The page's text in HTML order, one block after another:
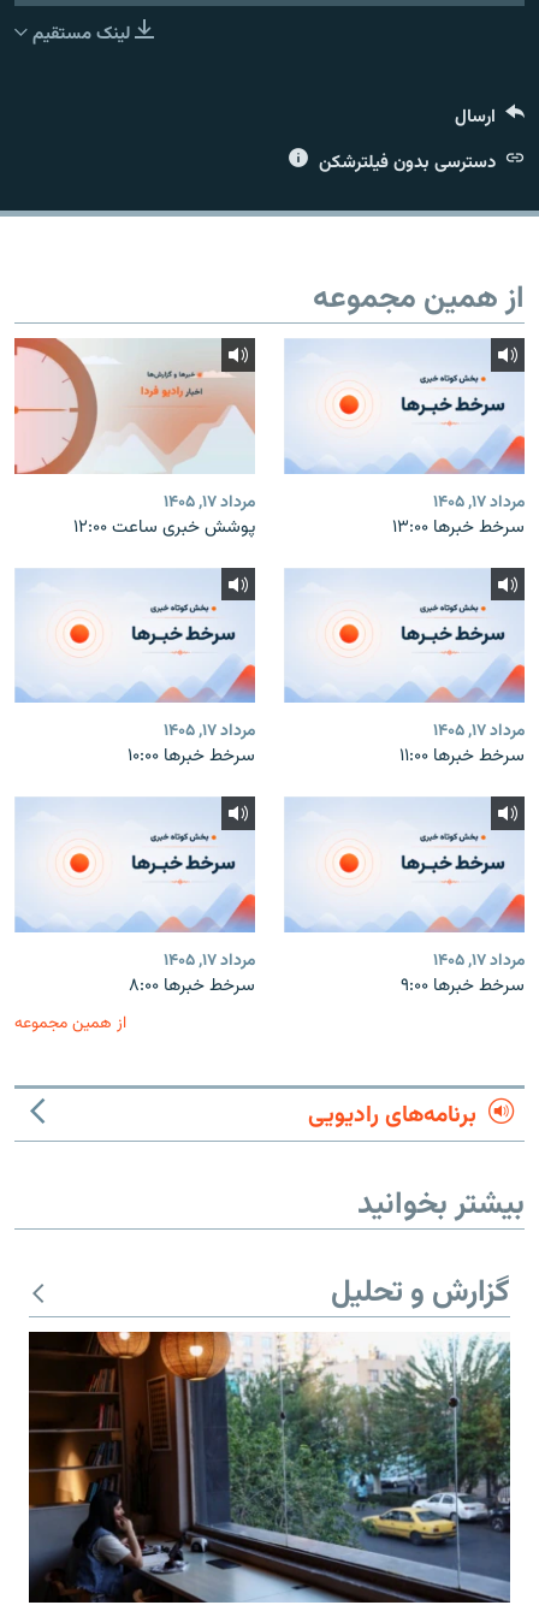
لینک مستقیم
ارسال
دسترسی بدون فیلترشکن
از همین مجموعه
مرداد ۱۷, ۱۴۰۵
سرخط خبرها ۱۳:۰۰
مرداد ۱۷, ۱۴۰۵
پوشش خبری ساعت ۱۲:۰۰
مرداد ۱۷, ۱۴۰۵
سرخط خبرها ۱۱:۰۰
مرداد ۱۷, ۱۴۰۵
سرخط خبرها ۱۰:۰۰
مرداد ۱۷, ۱۴۰۵
سرخط خبرها ۹:۰۰
مرداد ۱۷, ۱۴۰۵
سرخط خبرها ۸:۰۰
از همین مجموعه
برنامه‌های رادیویی
بیشتر بخوانید
گزارش و تحلیل